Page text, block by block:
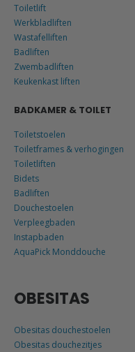
Toiletlift
Werkbladliften
Wastafelliften
Badliften
Zwembadliften
Keukenkast liften
BADKAMER & TOILET
Toiletstoelen
Toiletframes & verhogingen
Toiletliften
Bidets
Badliften
Douchestoelen
Verpleegbaden
Instapbaden
AquaPick Monddouche
OBESITAS
Obesitas douchestoelen
Obesitas douchezitjes